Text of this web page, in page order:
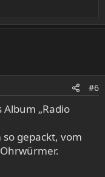
#6
„Radio
gepackt, vom